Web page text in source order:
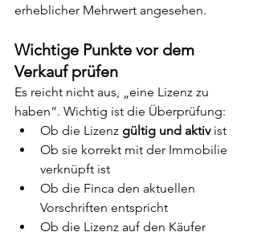
erheblicher Mehrwert angesehen.
Wichtige Punkte vor dem
Verkauf prüfen
Es reicht nicht aus, „eine Lizenz zu
haben“. Wichtig ist die Überprüfung:
Ob die Lizenz gültig und aktiv ist
Ob sie korrekt mit der Immobilie
verknüpft ist
Ob die Finca den aktuellen
Vorschriften entspricht
Ob die Lizenz auf den Käufer